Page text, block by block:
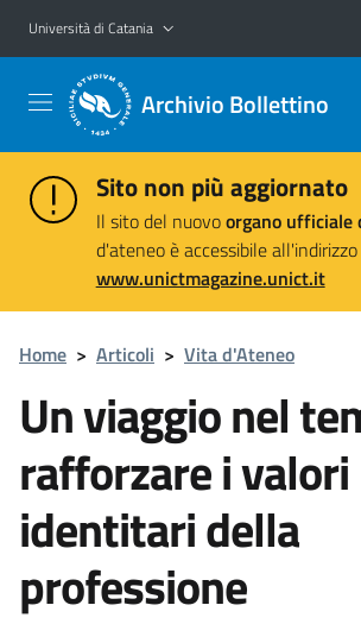
Vai al contenuto principale
Vai al menu di navigazione
Università di Catania
Archivio Bollettino
Sito non più aggiornato
Il sito del nuovoorgano ufficiale
d'ateneo è accessibile all'indirizzo
www.unictmagazine.unict.it
Home > Articoli > Vita d'Ateneo
Un viaggio nel
rafforzare i valori
identitari della
professione